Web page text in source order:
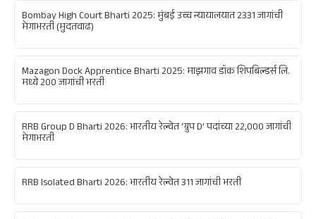
Bombay High Court Bharti 2025: मुंबई उच्च न्यायालयात 2331 जागांची
मेगाभरती (मुदतवाढ)
Mazagon Dock Apprentice Bharti 2025: माझगाव डॉक शिपबिल्डर्स लि.
मध्ये 200 जागांची भरती
RRB Group D Bharti 2026: भारतीय रेल्वेत ‘ग्रुप D’ पदांच्या 22,000 जागांची
मेगाभरती
RRB Isolated Bharti 2026: भारतीय रेल्वेत 311 जागांची भरती